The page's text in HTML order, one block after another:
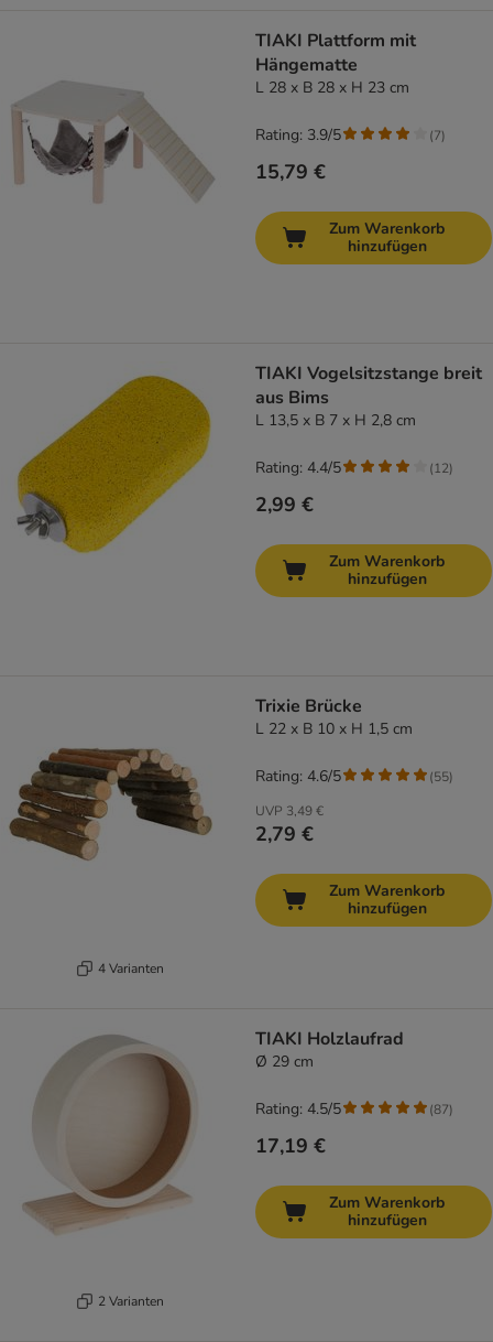
TIAKI Plattform mit
Hängematte
L 28 x B 28 x H 23 cm
15,79 €
Rating: 3.9/5 (7)
Zum Warenkorb
hinzufügen
TIAKI Vogelsitzstange breit
aus Bims
L 13,5 x B 7 x H 2,8 cm
2,99 €
Rating: 4.4/5 (12)
Zum Warenkorb
hinzufügen
4 Varianten
Trixie Brücke
L 22 x B 10 x H 1,5 cm
UVP 3,49 €
2,79 €
Rating: 4.6/5 (55)
Zum Warenkorb
hinzufügen
2 Varianten
TIAKI Holzlaufrad
Ø 29 cm
17,19 €
Rating: 4.5/5 (87)
Zum Warenkorb
hinzufügen